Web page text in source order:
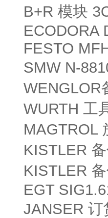
B+R 模块
ECODORA
FESTO
SMW N-
WENGLOR
WURTH 工
MAGTROL
KISTLER
KISTLER
EGT
JANSER 订